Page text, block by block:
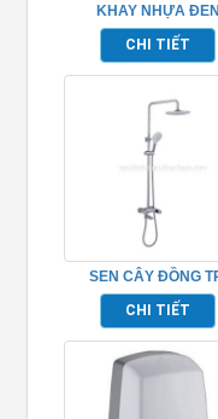
KHAY NHỰA ĐEN
TP695002
CHI TIẾT
SEN CÂY ĐỒNG
652010
CHI TIẾT